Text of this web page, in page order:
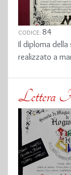
CODICE: 84
Il diploma
realizzato a
Lettera